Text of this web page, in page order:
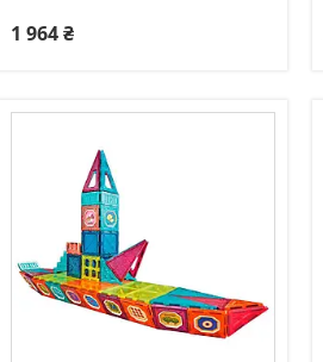
1 964 ₴